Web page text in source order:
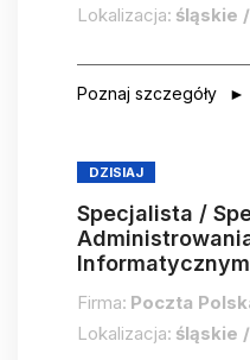
Lokalizacja: śląskie
Poznaj szczegóły
DZISIAJ
Specjalista /
Firma: Poczta
Lokalizacja: śląskie